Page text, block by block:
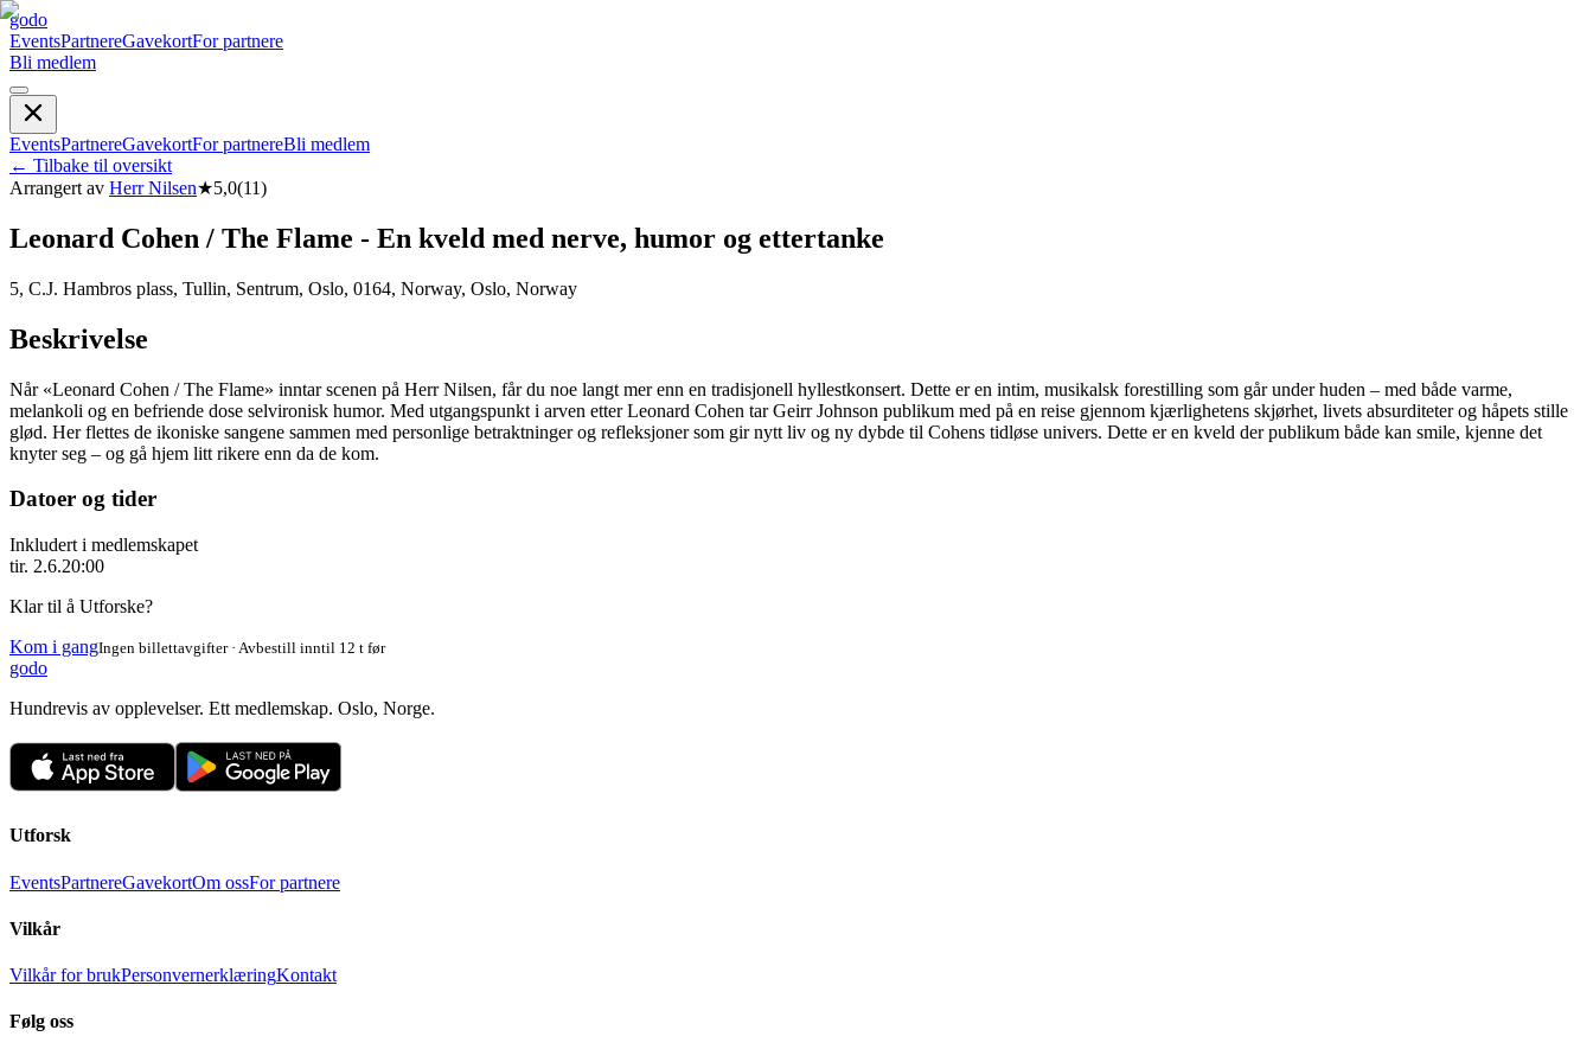
godo
EventsPartnereGavekortFor partnere
Bli medlem
EventsPartnereGavekortFor partnereBli medlem
← Tilbake til oversikt
Arrangert av Herr Nilsen★5,0(11)
Leonard Cohen / The Flame - En kveld med nerve, humor og ettertanke
5, C.J. Hambros plass, Tullin, Sentrum, Oslo, 0164, Norway, Oslo, Norway
Beskrivelse
Når «Leonard Cohen / The Flame» inntar scenen på Herr Nilsen, får du noe langt mer enn en tradisjonell hyllestkonsert. Dette er en intim, musikalsk forestilling som går under huden – med både varme,
melankoli og en befriende dose selvironisk humor. Med utgangspunkt i arven etter Leonard Cohen tar Geirr Johnson publikum med på en reise gjennom kjærlighetens skjørhet, livets absurditeter og håpets stille
glød. Her flettes de ikoniske sangene sammen med personlige betraktninger og refleksjoner som gir nytt liv og ny dybde til Cohens tidløse univers. Dette er en kveld der publikum både kan smile, kjenne det
knyter seg – og gå hjem litt rikere enn da de kom.
Datoer og tider
Inkludert i medlemskapet
tir. 2.6.20:00
Klar til å Utforske?
Kom i gangIngen billettavgifter · Avbestill inntil 12 t før
godo
Hundrevis av opplevelser. Ett medlemskap. Oslo, Norge.
Utforsk
EventsPartnereGavekortOm ossFor partnere
Vilkår
Vilkår for brukPersonvernerklæringKontakt
Følg oss